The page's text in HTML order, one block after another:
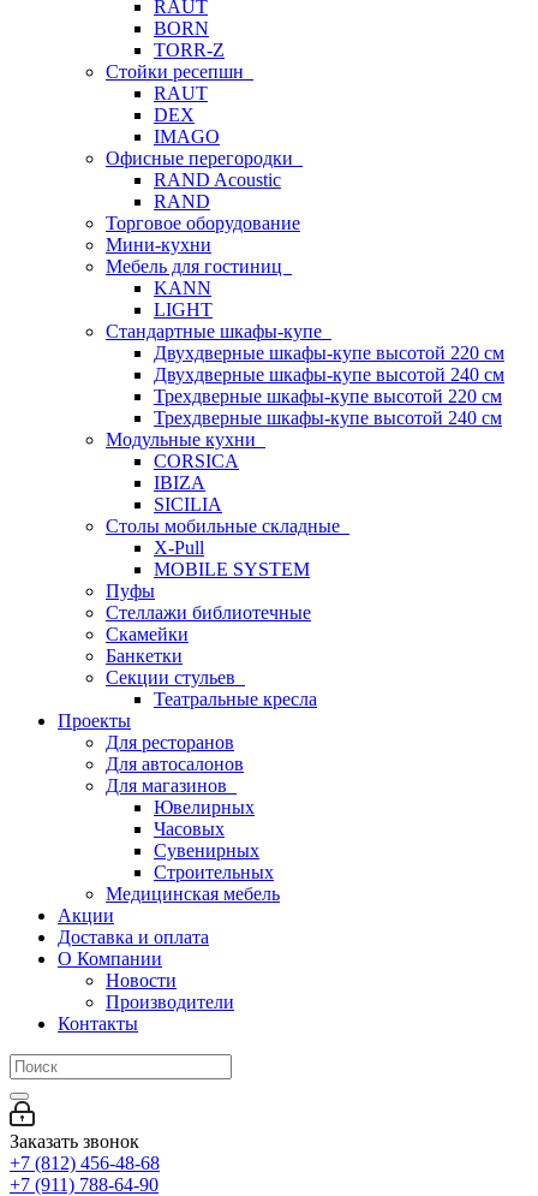
RAUT
BORN
TORR-Z
Стойки ресепшн
RAUT
DEX
IMAGO
Офисные перегородки
RAND Acoustic
RAND
Торговое оборудование
Мини-кухни
Мебель для гостиниц
KANN
LIGHT
Стандартные шкафы-купе
Двухдверные шкафы-купе высотой 220 см
Двухдверные шкафы-купе высотой 240 см
Трехдверные шкафы-купе высотой 220 см
Трехдверные шкафы-купе высотой 240 см
Модульные кухни
CORSICA
IBIZA
SICILIA
Столы мобильные складные
X-Pull
MOBILE SYSTEM
Пуфы
Стеллажи библиотечные
Скамейки
Банкетки
Секции стульев
Театральные кресла
Проекты
Для ресторанов
Для автосалонов
Для магазинов
Ювелирных
Часовых
Сувенирных
Строительных
Медицинская мебель
Акции
Доставка и оплата
О Компании
Новости
Производители
Контакты
Заказать звонок
+7 (812) 456-48-68
+7 (911) 788-64-90